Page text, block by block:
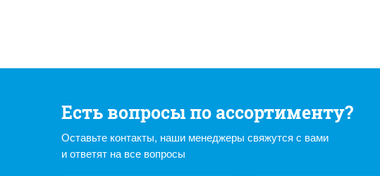
Есть вопросы по ассортименту?
Оставьте контакты, наши менеджеры свяжутся с вами
и ответят на все вопросы